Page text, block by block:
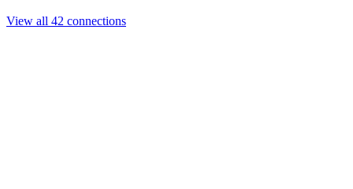
View all 42 connections